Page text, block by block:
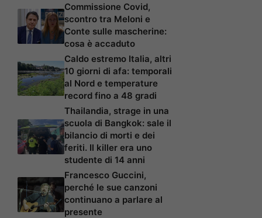
Commissione Covid,
scontro tra Meloni e
Conte sulle mascherine:
cosa è accaduto
Caldo estremo Italia, altri
10 giorni di afa: temporali
al Nord e temperature
record fino a 48 gradi
Thailandia, strage in una
scuola di Bangkok: sale il
bilancio di morti e dei
feriti. Il killer era uno
studente di 14 anni
Francesco Guccini,
perché le sue canzoni
continuano a parlare al
presente